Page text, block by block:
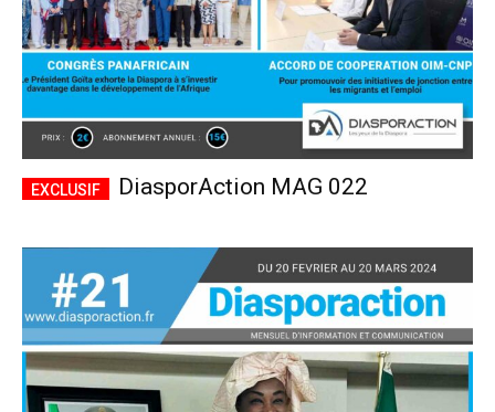
DiasporAction MAG 022